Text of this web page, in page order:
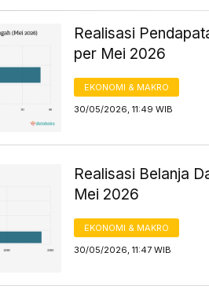
Realisasi
per Mei 2026
EKONOMI & MAKRO
30/05/2026, 11:49 WIB
Realisasi Belanja
Mei 2026
EKONOMI & MAKRO
30/05/2026, 11:47 WIB